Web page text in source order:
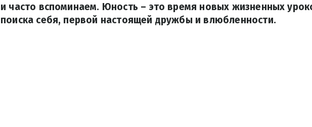
и часто вспоминаем. Юность – это время новых жизненных
поиска себя, первой настоящей дружбы и влюбленности.